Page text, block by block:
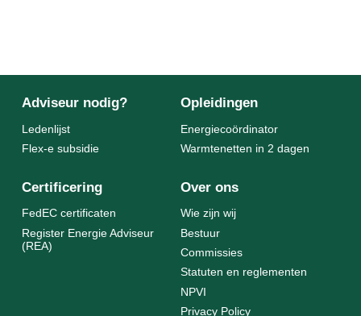
Adviseur nodig?
Ledenlijst
Flex-e subsidie
Opleidingen
Energiecoördinator
Warmtenetten in 2 dagen
Certificering
FedEC certificaten
Register Energie Adviseur
(REA)
Over ons
Wie zijn wij
Bestuur
Commissies
Statuten en reglementen
NPVI
Privacy Policy